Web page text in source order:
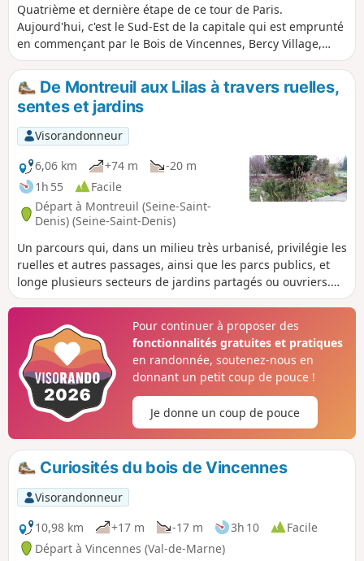
Quatrième et dernière étape de ce tour de Paris.
Aujourd'hui, c'est le Sud-Est de la capitale qui est emprunté
en commençant par le Bois de Vincennes, Bercy Village,
puis la BNF. Le circuit se termine par la traversée du Parc
Montsouris, emprunté déjà le premier jour.
De Montreuil aux Lilas à travers ruelles,
sentes et jardins
Visorandonneur
6,06 km
+74 m
-20 m
1h 55
Facile
Départ à Montreuil (Seine-Saint-
Denis) (Seine-Saint-Denis)
Un parcours qui, dans un milieu très urbanisé, privilégie les
ruelles et autres passages, ainsi que les parcs publics, et
longe plusieurs secteurs de jardins partagés ou ouvriers.
L'occasion également d'un hommage aux mathématiciens et
qui ont eu cours lors de la guerre d'Algérie.
Pour continuer à proposer des
fonctionnalités gratuites et pratiques
en randonnée, soutenez-nous en
donnant un petit coup de pouce !
Je donne un coup de pouce
Curiosités du bois de Vincennes
Visorandonneur
10,98 km
+17 m -17 m 3h 10
Facile
Départ à Vincennes (Val-de-Marne)